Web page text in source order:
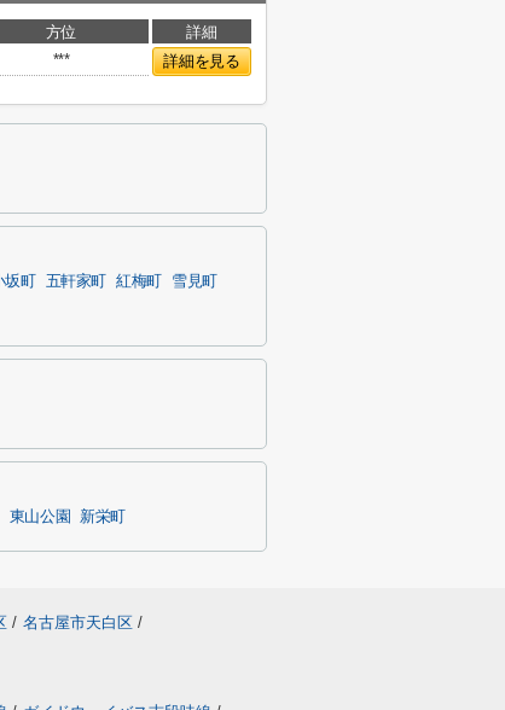
方位
詳細
*** 詳細を見る
坂町 五軒家町 紅梅町
雪見町
東山公園 新栄町
/ 名古屋市天白区 /